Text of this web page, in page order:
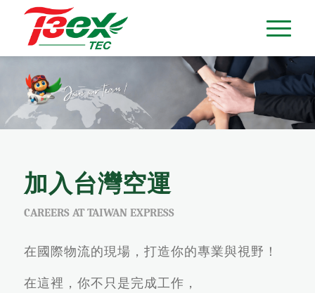
加入台灣空運
CAREERS AT TAIWAN EXPRESS
在國際物流的現場，打造你的專業與視野！
在這裡，你不只是完成工作，